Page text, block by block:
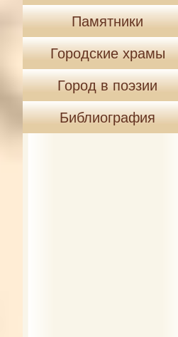
Памятники
Городские храмы
Город в поэзии
Библиография